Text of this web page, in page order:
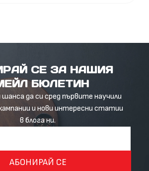
СЕ ЗА НАШИЯ
БЮЛЕТИН
шанса да си сред първите научили
и нови интересни статии
в блога ни.
АБОНИРАЙ СЕ